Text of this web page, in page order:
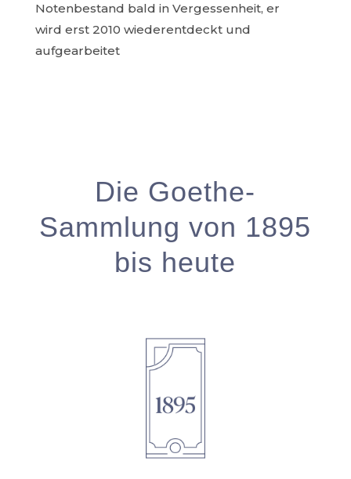
Notenbestand bald in Vergessenheit, er
wird erst 2010 wiederentdeckt und
aufgearbeitet
Die Goethe-
Sammlung von 1895
bis heute
1895